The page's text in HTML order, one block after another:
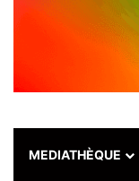
MEDIATHÈQUE